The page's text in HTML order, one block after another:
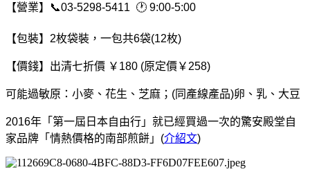
【營業】📞03-5298-5411 🕐 9:00-5:00
【包裝】2枚袋裝，一包共6袋(12枚)
【價錢】出清七折價 ￥180 (原定價￥258)
可能過敏原：小麥、花生、芝麻；(同產線產品)卵、乳、大豆
2016年「第一屆日本自由行」就已經買過一次的驚安殿堂自
家品牌「情熱價格的南部煎餅」(介紹文)